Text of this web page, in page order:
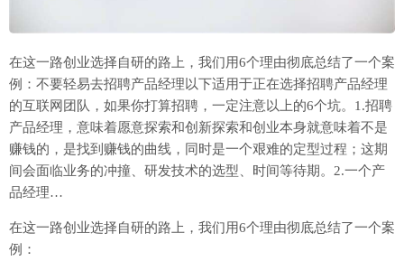
在这一路创业选择自研的路上，我们用6个理由彻底总结了一个案
例：不要轻易去招聘产品经理以下适用于正在选择招聘产品经理
的互联网团队，如果你打算招聘，一定注意以上的6个坑。1.招聘
产品经理，意味着愿意探索和创新探索和创业本身就意味着不是
赚钱的，是找到赚钱的曲线，同时是一个艰难的定型过程；这期
间会面临业务的冲撞、研发技术的选型、时间等待期。2.一个产
品经理…
在这一路创业选择自研的路上，我们用6个理由彻底总结了一个案
例：